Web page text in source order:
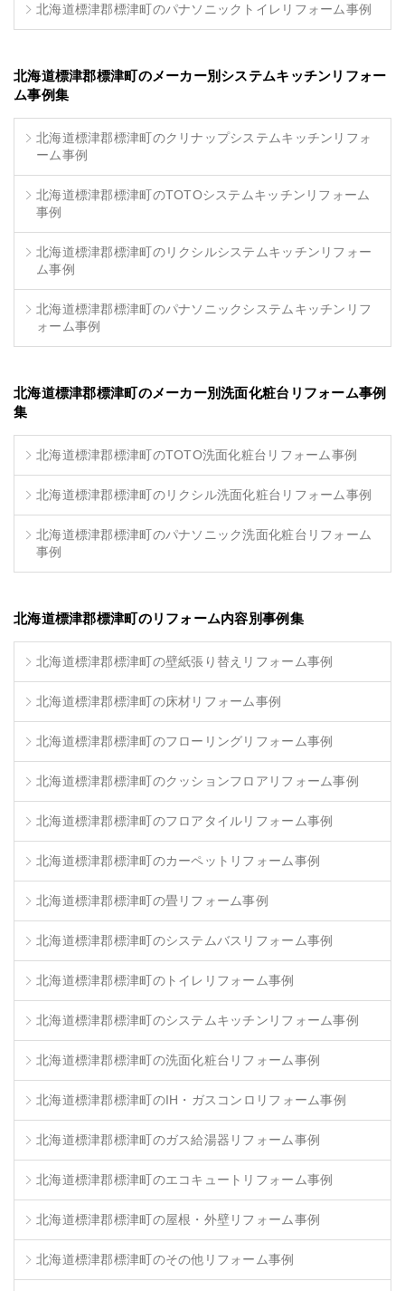
北海道標津郡標津町のパナソニックトイレリフォーム事例
北海道標津郡標津町のメーカー別システムキッチンリフォー
ム事例集
北海道標津郡標津町のクリナップシステムキッチンリフォ
ーム事例
北海道標津郡標津町のTOTOシステムキッチンリフォーム
事例
北海道標津郡標津町のリクシルシステムキッチンリフォー
ム事例
北海道標津郡標津町のパナソニックシステムキッチンリフ
ォーム事例
北海道標津郡標津町のメーカー別洗面化粧台リフォーム事例
集
北海道標津郡標津町のTOTO洗面化粧台リフォーム事例
北海道標津郡標津町のリクシル洗面化粧台リフォーム事例
北海道標津郡標津町のパナソニック洗面化粧台リフォーム
事例
北海道標津郡標津町のリフォーム内容別事例集
北海道標津郡標津町の壁紙張り替えリフォーム事例
北海道標津郡標津町の床材リフォーム事例
北海道標津郡標津町のフローリングリフォーム事例
北海道標津郡標津町のクッションフロアリフォーム事例
北海道標津郡標津町のフロアタイルリフォーム事例
北海道標津郡標津町のカーペットリフォーム事例
北海道標津郡標津町の畳リフォーム事例
北海道標津郡標津町のシステムバスリフォーム事例
北海道標津郡標津町のトイレリフォーム事例
北海道標津郡標津町のシステムキッチンリフォーム事例
北海道標津郡標津町の洗面化粧台リフォーム事例
北海道標津郡標津町のIH・ガスコンロリフォーム事例
北海道標津郡標津町のガス給湯器リフォーム事例
北海道標津郡標津町のエコキュートリフォーム事例
北海道標津郡標津町の屋根・外壁リフォーム事例
北海道標津郡標津町のその他リフォーム事例